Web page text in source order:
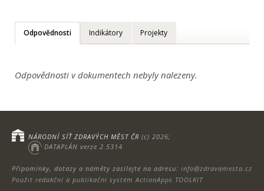
Odpovědnosti Indikátory Projekty
Odpovědnosti v dokumentech nebyly nalezeny.
Připomínky, dotazy a náměty zasílejte na adresu: info@zdravamesta.cz
Použit redakční a publikační systém ActionApps TOOLKIT
NÁRODNÍ SÍŤ ZDRAVÝCH MĚST ČR (c) 2026;
DATAPLÁN verze 2.5314